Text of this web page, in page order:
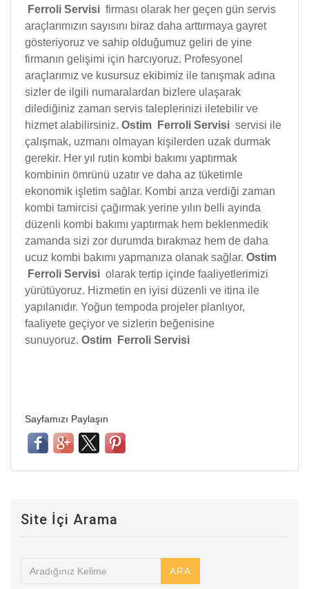
Ferroli Servisi firması olarak her geçen gün servis
araçlarımızın sayısını biraz daha arttırmaya gayret
gösteriyoruz ve sahip olduğumuz geliri de yine
firmanın gelişimi için harcıyoruz. Profesyonel
araçlarımız ve kusursuz ekibimiz ile tanışmak adına
sizler de ilgili numaralardan bizlere ulaşarak
dilediğiniz zaman servis taleplerinizi iletebilir ve
hizmet alabilirsiniz. Ostim Ferroli Servisi servisi ile
çalışmak, uzmanı olmayan kişilerden uzak durmak
gerekir. Her yıl rutin kombi bakımı yaptırmak
kombinin ömrünü uzatır ve daha az tüketimle
ekonomik işletim sağlar. Kombi arıza verdiği zaman
kombi tamircisi çağırmak yerine yılın belli ayında
düzenli kombi bakımı yaptırmak hem beklenmedik
zamanda sizi zor durumda bırakmaz hem de daha
ucuz kombi bakımı yapmanıza olanak sağlar. Ostim
Ferroli Servisi olarak tertip içinde faaliyetlerimizi
yürütüyoruz. Hizmetin en iyisi düzenli ve itina ile
yapılanıdır. Yoğun tempoda projeler planlıyor,
faaliyete geçiyor ve sizlerin beğenisine
sunuyoruz. Ostim Ferroli Servisi
Sayfamızı Paylaşın
Site İçi Arama
ARA